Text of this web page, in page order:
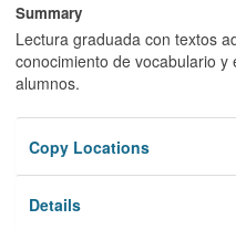
Summary
Lectura graduada con textos
conocimiento de vocabulario
alumnos.
Copy Locations
Details